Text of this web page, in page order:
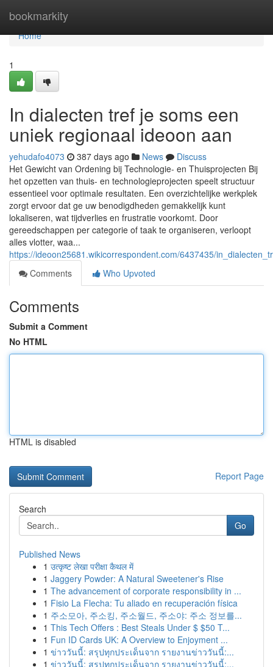
bookmarkity
Home
Home
1
In dialecten tref je soms een
uniek regionaal ideoon aan
yehudafo4073 387 days ago News
Discuss
Het Gewicht van Ordening bij Technologie- en Thuisprojecten Bij
het opzetten van thuis- en technologieprojecten speelt structuur
essentieel voor optimale resultaten. Een overzichtelijke werkplek
zorgt ervoor dat ge uw benodigdheden gemakkelijk kunt
lokaliseren, wat tijdverlies en frustratie voorkomt. Door
gereedschappen per categorie of taak te organiseren, verloopt
alles vlotter, waa...
https://ideoon25681.wikicorrespondent.com/6437435/
Comments
Who Upvoted
Comments
Submit a Comment
No HTML
HTML is disabled
Report Page
Search
Go
Published News
1 उत्कृष्ट लेखा परीक्षा कैथल में
1 Jaggery Powder: A Natural Sweetener's Rise
1 The advancement of corporate responsibility in ...
1 Fisio La Flecha: Tu aliado en recuperación física
1 주소모아, 주소킹, 주소월드, 주소야: 주소 정보를...
1 This Tech Offers : Best Steals Under $ $50 T...
1 Fun ID Cards UK: A Overview to Enjoyment ...
1 ข่าววันนี้: สรุปทุกประเด็นจาก รายงานข่าววันนี้:...
1 ข่าววันนี้: สรุปทุกประเด็นจาก รายงานข่าววันนี้:...